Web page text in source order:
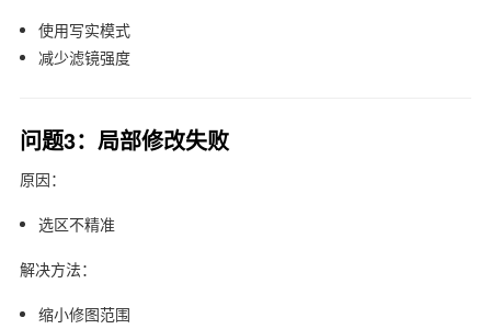
使用写实模式
减少滤镜强度
问题3：局部修改失败
原因：
选区不精准
解决方法：
缩小修图范围